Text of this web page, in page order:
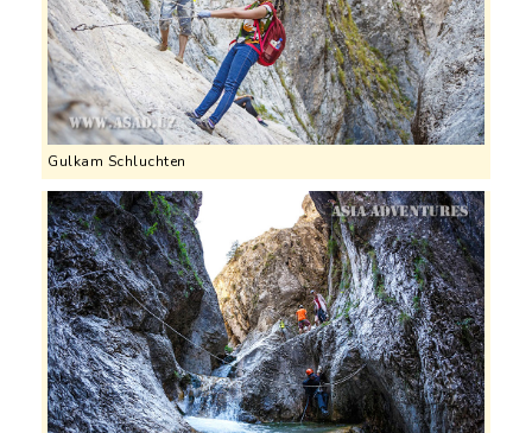
Gulkam Schluchten